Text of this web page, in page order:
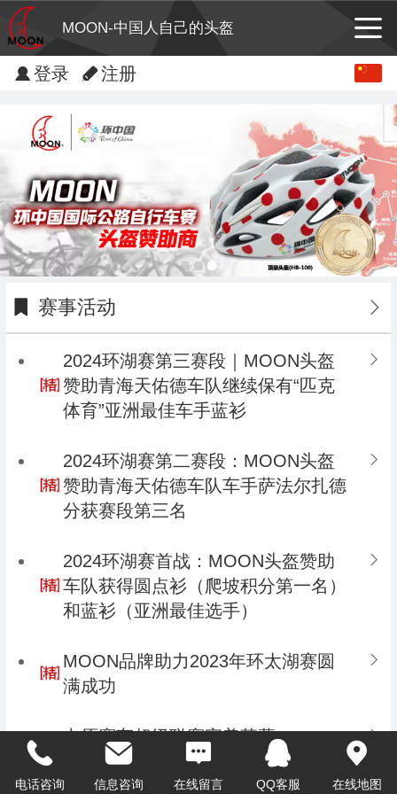
MOON-中国人自己的头盔
登录 注册
赛事活动
2024环湖赛第三赛段｜MOON头盔
赞助青海天佑德车队继续保有“匹克
体育”亚洲最佳车手蓝衫
2024环湖赛第二赛段：MOON头盔
赞助青海天佑德车队车手萨法尔扎德
分获赛段第三名
2024环湖赛首战：MOON头盔赞助
车队获得圆点衫（爬坡积分第一名）
和蓝衫（亚洲最佳选手）
MOON品牌助力2023年环太湖赛圆
满成功
中原赛车超级联赛完美落幕，
KUUVI（可为）品牌赞助车手王兴源
再次夺冠！
电话咨询 信息咨询 在线留言 QQ客服 在线地图